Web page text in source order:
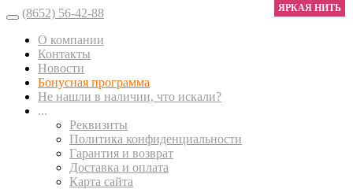
(8652) 56-42-88
О компании
Контакты
Новости
Бонусная программа
Не нашли в наличии, что искали?
...
Реквизиты
Политика конфиденциальности
Гарантия и возврат
Доставка и оплата
Карта сайта
ЯРКАЯ НИТЬ